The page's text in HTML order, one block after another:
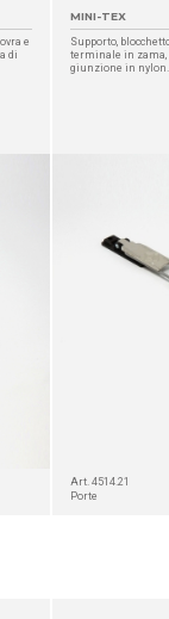
e
di
MINI-TEX
Supporto,
terminale in zama,
giunzione in nylon.
Art. 4514.21
Porte